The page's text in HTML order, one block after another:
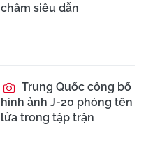
châm siêu dẫn
Trung Quốc công bố
hình ảnh J-20 phóng tên
lửa trong tập trận